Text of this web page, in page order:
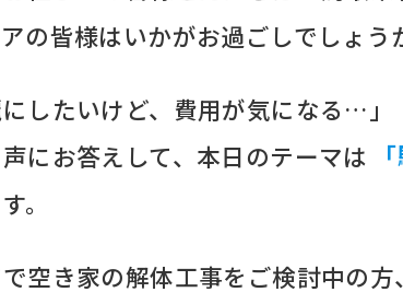
の皆様はいかがお過ごしでしょう
にしたいけど、費用が気になる…
にお答えして、本日のテーマは
。
空き家の解体工事をご検討中の